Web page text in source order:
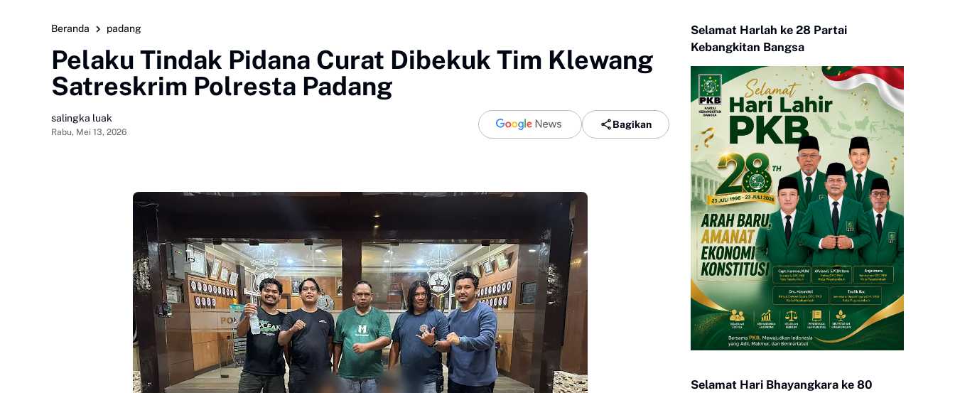
Beranda padang
Pelaku Tindak Pidana Curat Dibekuk Tim Klewang
Satreskrim Polresta Padang
salingka luak
Rabu, Mei 13, 2026
Bagikan
Selamat Harlah ke 28 Partai
Kebangkitan Bangsa
Selamat Hari Bhayangkara ke 80